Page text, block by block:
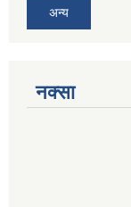
अन्य
नक्सा